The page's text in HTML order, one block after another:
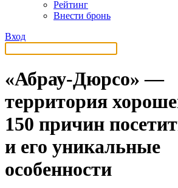
Рейтинг
Внести бронь
Вход
«Абрау-Дюрсо» —
территория
150 причин
и его уникальные
особенности